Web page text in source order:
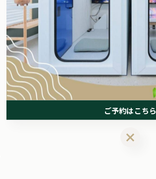
ご予約はこちら
ご予約はこちら